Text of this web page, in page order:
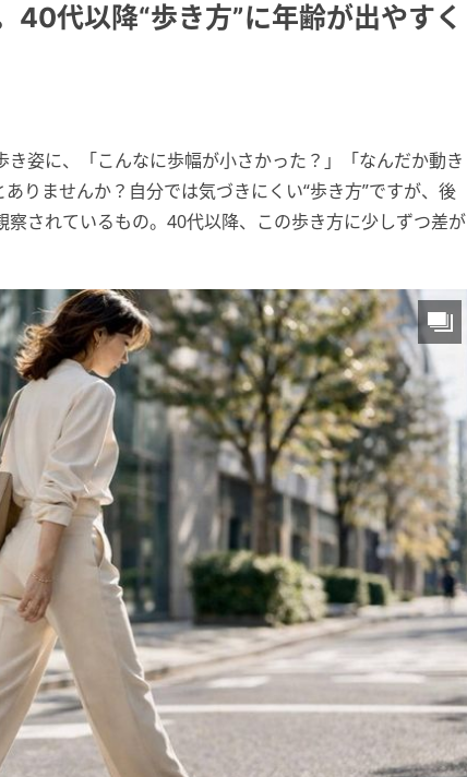
40代以降“歩き方”に年齢が出やすく
姿に、「こんなに歩幅が小さかった？」「なんだか動き
りませんか？自分では気づきにくい“歩き方”ですが、後
されているもの。40代以降、この歩き方に少しずつ差が